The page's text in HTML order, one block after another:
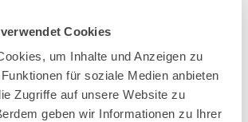
Cookies
um Inhalte und Anzeigen zu
für soziale Medien anbieten
Zugriffe auf unsere Website zu
geben wir Informationen zu Ihrer